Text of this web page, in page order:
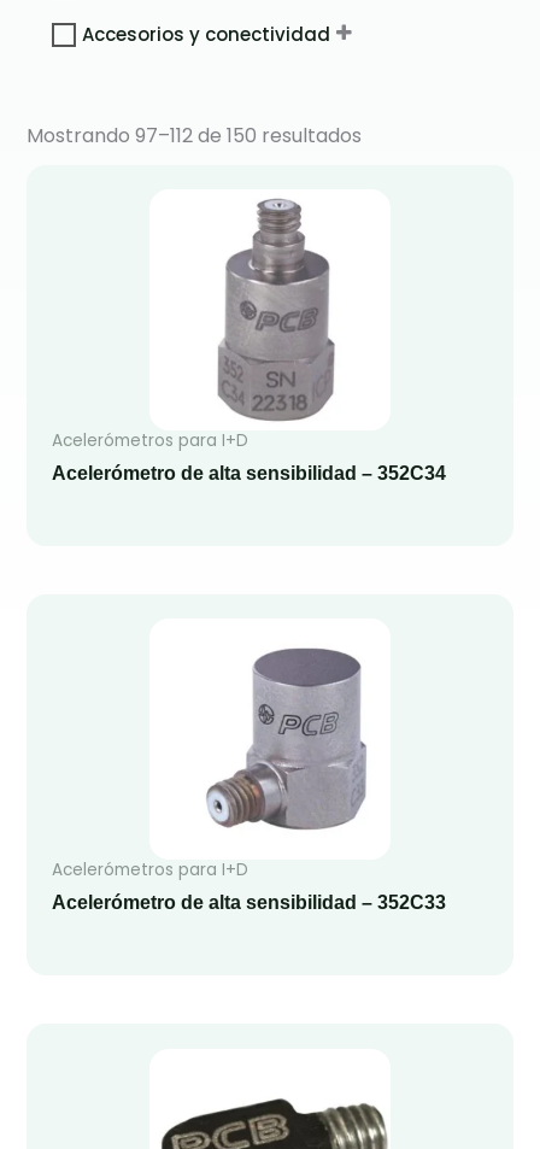
Accesorios y conectividad
Mostrando 97–112 de 150 resultados
Acelerómetros para I+D
Acelerómetro de alta sensibilidad – 352C34
Acelerómetros para I+D
Acelerómetro de alta sensibilidad – 352C33